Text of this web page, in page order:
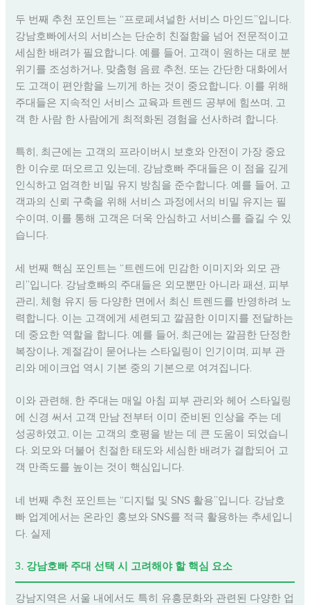
두 번째 추천 포인트는 “프로페셔널한 서비스 마인드”입니다.
강남호빠에서의 서비스는 단순히 친절함을 넘어 전문적이고
세심한 배려가 필요합니다. 예를 들어, 고객이 원하는 대로 분
위기를 조성하거나, 맞춤형 음료 추천, 또는 간단한 대화에서
도 고객이 편안함을 느끼게 하는 것이 중요합니다. 이를 위해
주대들은 지속적인 서비스 교육과 트렌드 공부에 힘쓰며, 고
객 한 사람 한 사람에게 최적화된 경험을 선사하려 합니다.
특히, 최근에는 고객의 프라이버시 보호와 안전이 가장 중요
한 이슈로 떠오르고 있는데, 강남호빠 주대들은 이 점을 깊게
인식하고 엄격한 비밀 유지 방침을 준수합니다. 예를 들어, 고
객과의 신뢰 구축을 위해 서비스 과정에서의 비밀 유지는 필
수이며, 이를 통해 고객은 더욱 안심하고 서비스를 즐길 수 있
습니다.
세 번째 핵심 포인트는 “트렌드에 민감한 이미지와 외모 관
리”입니다. 강남호빠의 주대들은 외모뿐만 아니라 패션, 피부
관리, 체형 유지 등 다양한 면에서 최신 트렌드를 반영하려 노
력합니다. 이는 고객에게 세련되고 깔끔한 이미지를 전달하는
데 중요한 역할을 합니다. 예를 들어, 최근에는 깔끔한 단정한
복장이나, 계절감이 묻어나는 스타일링이 인기이며, 피부 관
리와 메이크업 역시 기본 중의 기본으로 여겨집니다.
이와 관련해, 한 주대는 매일 아침 피부 관리와 헤어 스타일링
에 신경 써서 고객 만남 전부터 이미 준비된 인상을 주는 데
성공하였고, 이는 고객의 호평을 받는 데 큰 도움이 되었습니
다. 외모와 더불어 친절한 태도와 세심한 배려가 결합되어 고
객 만족도를 높이는 것이 핵심입니다.
네 번째 추천 포인트는 “디지털 및 SNS 활용”입니다. 강남호
빠 업계에서는 온라인 홍보와 SNS를 적극 활용하는 추세입니
다. 실제
3. 강남호빠 주대 선택 시 고려해야 할 핵심 요소
강남지역은 서울 내에서도 특히 유흥문화와 관련된 다양한 업